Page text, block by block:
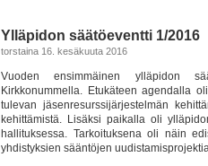
Ylläpidon säätöeventti 1/2016
torstaina 16. kesäkuuta 2016
Vuoden ensimmäinen ylläpidon
Kirkkonummella. Etukäteen agendalla
tulevan jäsenresurssijärjestelmän
kehittämistä. Lisäksi paikalla oli
hallituksessa. Tarkoituksena oli näin
yhdistyksien sääntöjen